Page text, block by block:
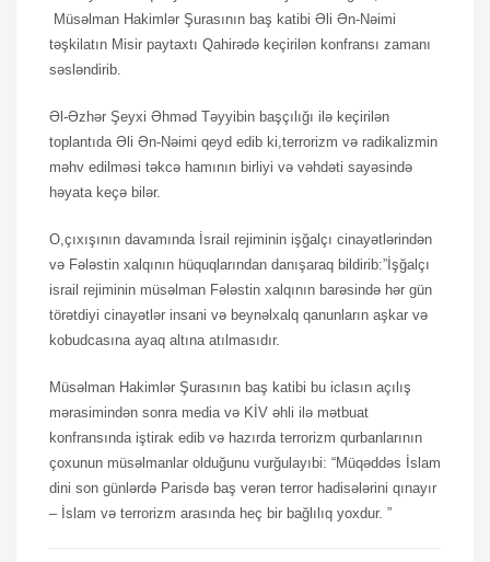
Müsəlman Hakimlər Şurasının baş katibi Əli Ən-Nəimi
təşkilatın Misir paytaxtı Qahirədə keçirilən konfransı zamanı
səsləndirib.
Əl-Əzhər Şeyxi Əhməd Təyyibin başçılığı ilə keçirilən
toplantıda Əli Ən-Nəimi qeyd edib ki,terrorizm və radikalizmin
məhv edilməsi təkcə hamının birliyi və vəhdəti sayəsində
həyata keçə bilər.
O,çıxışının davamında İsrail rejiminin işğalçı cinayətlərindən
və Fələstin xalqının hüquqlarından danışaraq bildirib:”İşğalçı
israil rejiminin müsəlman Fələstin xalqının barəsində hər gün
törətdiyi cinayətlər insani və beynəlxalq qanunların aşkar və
kobudcasına ayaq altına atılmasıdır.
Müsəlman Hakimlər Şurasının baş katibi bu iclasın açılış
mərasimindən sonra media və KİV əhli ilə mətbuat
konfransında iştirak edib və hazırda terrorizm qurbanlarının
çoxunun müsəlmanlar olduğunu vurğulayıbi: “Müqəddəs İslam
dini son günlərdə Parisdə baş verən terror hadisələrini qınayır
– İslam və terrorizm arasında heç bir bağlılıq yoxdur. ”